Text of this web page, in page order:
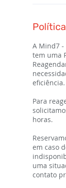
A Mind7 -
tem uma
eficiência.
Para
horas.
em caso
uma
contato